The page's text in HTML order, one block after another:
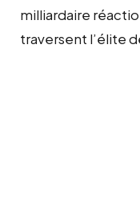
milliardaire
traversent l’élite